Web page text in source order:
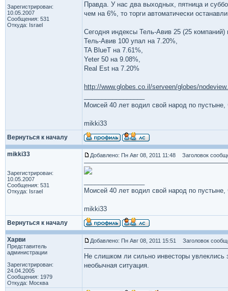
Зарегистрирован:
10.05.2007
Сообщения: 531
Откуда: Israel
Правда. У нас два выходных, пятница и
чем на 6%, то торги автоматически
Сегодня индексы Тель-Авив 25 (25 компаний)
Тель-Авив 100 упал на 7.20%,
TA BlueT на 7.61%,
Yeter 50 на 9.08%,
Real Est на 7.20%
http://www.globes.co.il/serveen/globes/
Моисей 40 лет водил свой народ по
mikki33
Вернуться к началу
mikki33
Зарегистрирован:
10.05.2007
Сообщения: 531
Откуда: Israel
Добавлено: Пн Авг 08, 2011 11:48 Заголовок
Моисей 40 лет водил свой народ по
mikki33
Вернуться к началу
Харви
Представитель
администрации
Зарегистрирован:
24.04.2005
Сообщения: 1979
Откуда: Москва
Добавлено: Пн Авг 08, 2011 15:51 Заголовок
Не слишком ли сильно инвесторы увлеклись
необычная ситуация.